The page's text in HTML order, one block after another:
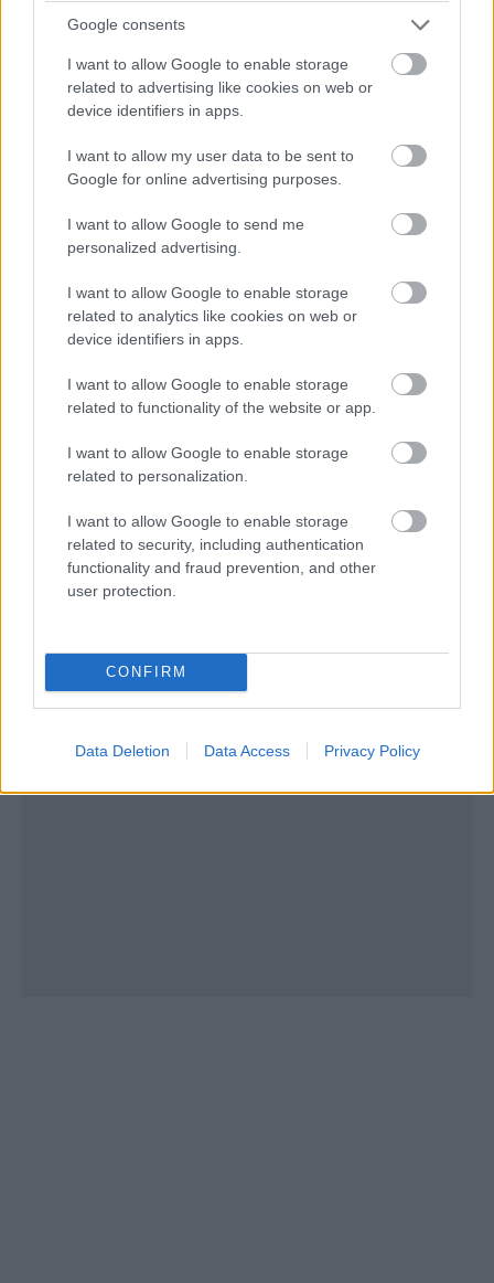
Google consents
I want to allow Google to enable storage
related to advertising like cookies on web or
device identifiers in apps.
I want to allow my user data to be sent to
Google for online advertising purposes.
I want to allow Google to send me
personalized advertising.
I want to allow Google to enable storage
related to analytics like cookies on web or
device identifiers in apps.
I want to allow Google to enable storage
related to functionality of the website or app.
I want to allow Google to enable storage
related to personalization.
I want to allow Google to enable storage
related to security, including authentication
functionality and fraud prevention, and other
user protection.
CONFIRM
Data Deletion Data Access Privacy Policy
Νοτιοδυτικά της πλατείας των Λιονταριών, σε
απόσταση περίπου 100 μέτρων, βρίσκεται ο
Ενετικός ΝαόςΑγίας Αικατερίνης Σιναϊτών
Μουσείο Χριστιανικής Τέχνης
Αγίας Αικατερίνης Σιναϊτώνόπου φιλοξενεί
σημαντική συλλογή πινάκων της Κρητικής
Αγιογραφίας.